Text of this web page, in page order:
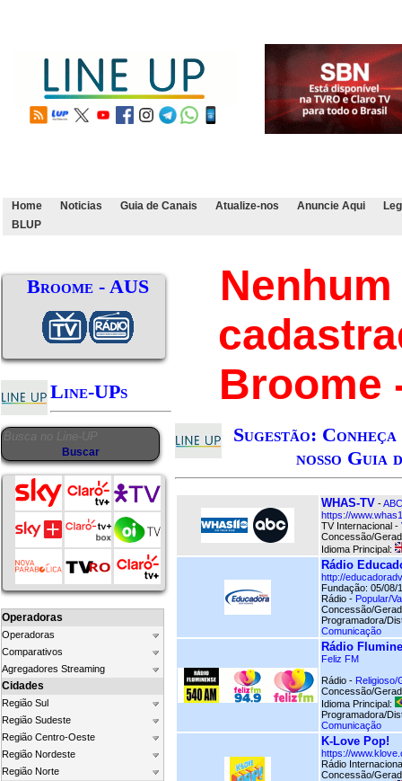
Home Noticias Guia de Canais Atualize-nos Anuncie Aqui
BLUP
Broome - AUS
Line-UPs
Operadoras
Operadoras
Comparativos
Agregadores Streaming
Cidades
Região Sul
Região Sudeste
Região Centro-Oeste
Região Nordeste
Região Norte
Broome
Sugestão:
nosso Guia
WHAS-TV -ABC
https://
TV Internacional -
Concessão/
Idioma Principal:
Rádio
http://
Fundação: 05/08/
Rádio - Popular/
Concessão/
Programadora/
Comunicação
Rádio
Feliz FM
Rádio - Religioso/
Concessão/
Idioma Principal:
Programadora/
Comunicação
K-Love Pop!
https://
Rádio
Concessão/